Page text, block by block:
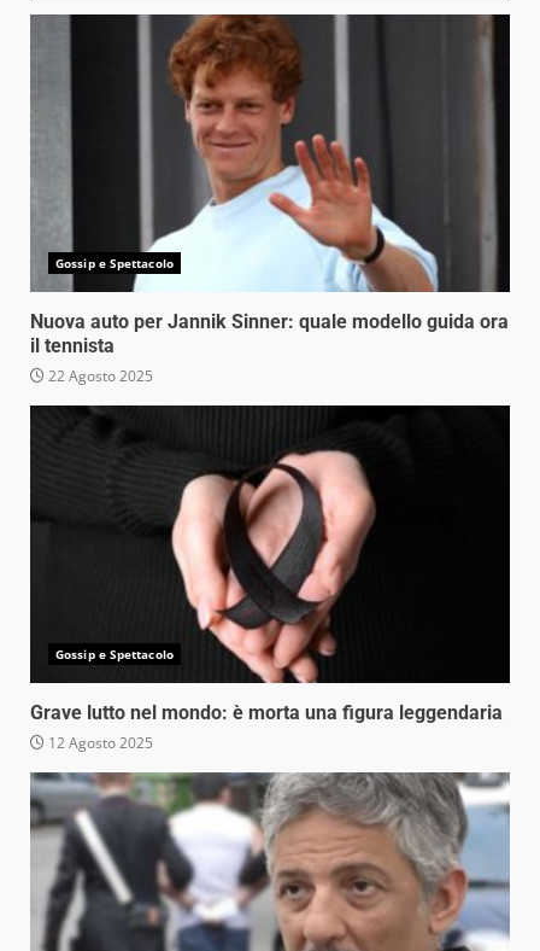
Gossip e Spettacolo
Nuova auto per Jannik Sinner: quale modello guida ora
il tennista
22 Agosto 2025
Gossip e Spettacolo
Grave lutto nel mondo: è morta una figura leggendaria
12 Agosto 2025